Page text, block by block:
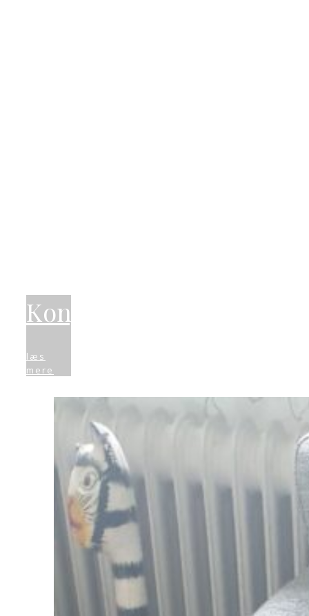
Kongepython
læs
mere